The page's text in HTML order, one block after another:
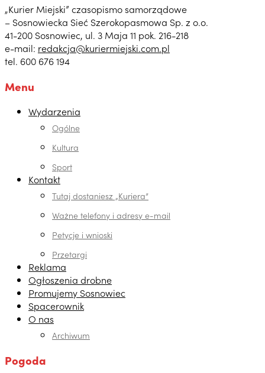
„Kurier Miejski” czasopismo samorządowe
– Sosnowiecka Sieć Szerokopasmowa Sp. z o.o.
41-200 Sosnowiec, ul. 3 Maja 11 pok. 216-218
e-mail: redakcja@kuriermiejski.com.pl
tel. 600 676 194
Menu
Wydarzenia
Ogólne
Kultura
Sport
Kontakt
Tutaj dostaniesz „Kuriera”
Ważne telefony i adresy e-mail
Petycje i wnioski
Przetargi
Reklama
Ogłoszenia drobne
Promujemy Sosnowiec
Spacerownik
O nas
Archiwum
Pogoda